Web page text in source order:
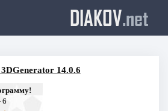
DIAKOV.net
14.0.6
6